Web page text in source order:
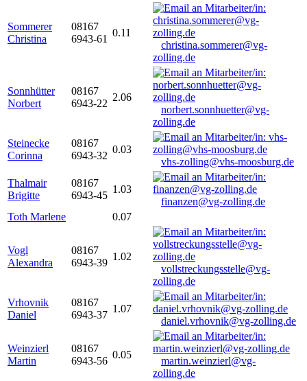
Sommerer
Christina
08167
6943-61
0.11
christina.sommerer@vg-
zolling.de
Sonnhütter
Norbert
08167
6943-22
2.06
norbert.sonnhuetter@vg-
zolling.de
Steinecke
Corinna
08167
6943-32
0.03
vhs-zolling@vhs-moosburg.de
Thalmair
Brigitte
08167
6943-45
1.03
finanzen@vg-zolling.de
Toth Marlene
0.07
Vogl
Alexandra
08167
6943-39
1.02
vollstreckungsstelle@vg-
zolling.de
Vrhovnik
Daniel
08167
6943-37
1.07
daniel.vrhovnik@vg-zolling.de
Weinzierl
Martin
08167
6943-56
0.05
martin.weinzierl@vg-
zolling.de